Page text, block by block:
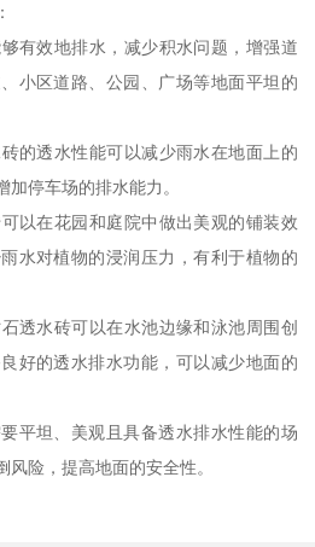
有效地排水，减少积水问题，增强道
小区道路、公园、广场等地面平坦的
的透水性能可以减少雨水在地面上的
停车场的排水能力。
以在花园和庭院中做出美观的铺装效
水对植物的浸润压力，有利于植物的
透水砖可以在水池边缘和泳池周围创
好的透水排水功能，可以减少地面的
平坦、美观且具备透水排水性能的场
险，提高地面的安全性。